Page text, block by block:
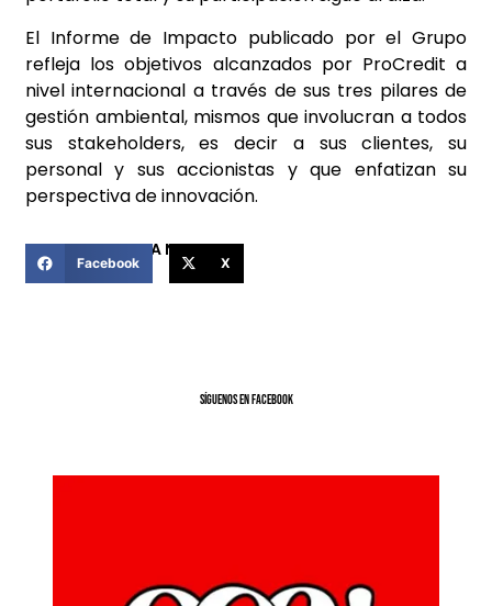
El Informe de Impacto publicado por el Grupo
refleja los objetivos alcanzados por ProCredit a
nivel internacional a través de sus tres pilares de
gestión ambiental, mismos que involucran a todos
sus stakeholders, es decir a sus clientes, su
personal y sus accionistas y que enfatizan su
perspectiva de innovación.
COMPARTIR ESTA NOTICIA
Facebook X
SíGUENOS EN FACEBOOK